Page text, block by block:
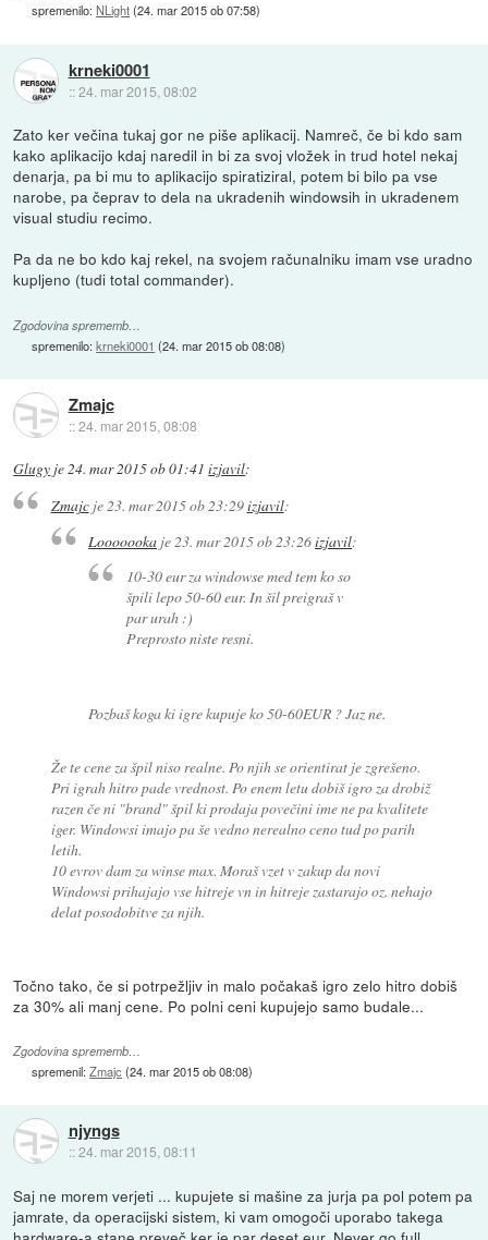
spremenilo:NLight(24. mar 2015 ob 07:58)
krneki0001
::24. mar 2015, 08:02
Zato ker večina tukaj gor ne piše aplikacij. Namreč, če bi kdo sam
kako aplikacijo kdaj naredil in bi za svoj vložek in trud hotel nekaj
denarja, pa bi mu to aplikacijo spiratiziral, potem bi bilo pa vse
narobe, pa čeprav to dela na ukradenih windowsih in ukradenem
visual studiu recimo.
Pa da ne bo kdo kaj rekel, na svojem računalniku imam vse uradno
kupljeno (tudi total commander).
Zgodovina sprememb…
spremenilo:krneki0001 (24. mar 2015 ob 08:08)
Zmajc
::24. mar 2015, 08:08
Glugy je24. mar 2015 ob 01:41 izjavil:
Zmajcje23. mar 2015 ob 23:29izjavil:
Looooooka je 23. mar 2015 ob 23:26izjavil:
10-30 eur za windowse med tem ko so
špili lepo 50-60 eur. In šil preigraš v
par urah :)
Preprosto niste resni.
Pozbaš koga ki igre kupuje ko 50-60EUR ? Jaz ne.
Že te cene za špil niso realne. Po njih se orientirat je zgrešeno.
Pri igrah hitro pade vrednost. Po enem letu dobiš igro za drobiž
razen če ni "brand" špil ki prodaja povečini ime ne pa kvalitete
iger. Windowsi imajo pa še vedno nerealno ceno tud po parih
letih.
10 evrov dam za winse max. Moraš vzet v zakup da novi
Windowsi prihajajo vse hitreje vn in hitreje zastarajo oz. nehajo
delat posodobitve za njih.
Točno tako, če si potrpežljiv in malo počakaš igro zelo hitro dobiš
za 30% ali manj cene. Po polni ceni kupujejo samo budale...
Zgodovina sprememb…
spremenil:Zmajc (24. mar 2015 ob 08:08)
njyngs
::24. mar 2015, 08:11
Saj ne morem verjeti ... kupujete si mašine za jurja pa pol potem pa
jamrate, da operacijski sistem, ki vam omogoči uporabo takega